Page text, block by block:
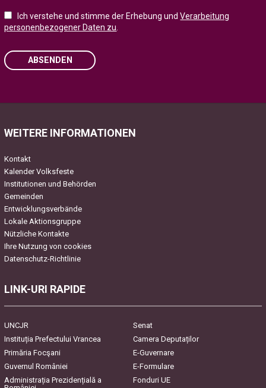
Ich verstehe und stimme der Erhebung undVerarbeitung
personenbezogener Daten zu
ABSENDEN
WEITERE INFORMATIONEN
Kontakt
Kalender Volksfeste
Institutionen und Behörden
Gemeinden
Entwicklungsverbände
Lokale Aktionsgruppe
Nützliche Kontakte
Ihre Nutzung von cookies
Datenschutz-Richtlinie
LINK-URI RAPIDE
UNCJR
Senat
Instituția Prefectului Vrancea
Camera Deputaților
Primăria Focşani
E-Guvernare
Guvernul României
E-Formulare
Administrația Prezidențială a
Fonduri UE